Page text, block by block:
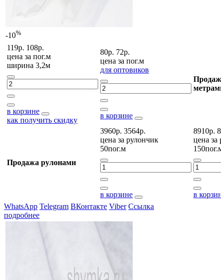
-10%
119р. 108р.
цена за пог.м
ширина 3,2м
в корзине
как получить скидку
80р. 72р.
цена за пог.м
для оптовиков
в корзине
Продажа рулонами
3960р. 3564р.
цена за рулончик
50пог.м
в корзине
8910р.
цена за
в
WhatsApp Telegram ВКонтакте Viber Ссылка
подробнее